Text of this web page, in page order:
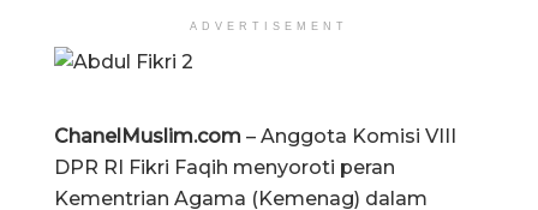
ADVERTISEMENT
ChanelMuslim.com – Anggota Komisi VIII
DPR RI Fikri Faqih menyoroti peran
Kementrian Agama (Kemenag) dalam